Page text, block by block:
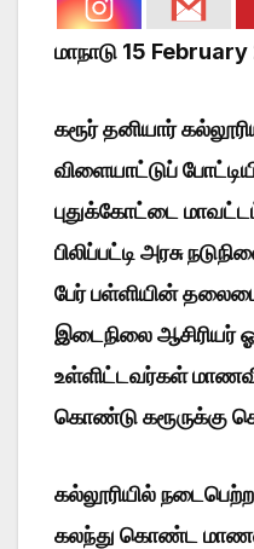
மாநாடு 15
கரூர் தனியார்
விளையாட்டுப்
புதுக்கோட்டை
பிலிப்பட்டி அரசு
பேர் பள்ளியின்
இடைநிலை ஆசிரியர்
உள்ளிட்டவர்கள்
கொண்டு கரூருக்கு
கல்லூரியில்
கலந்து கொண்ட